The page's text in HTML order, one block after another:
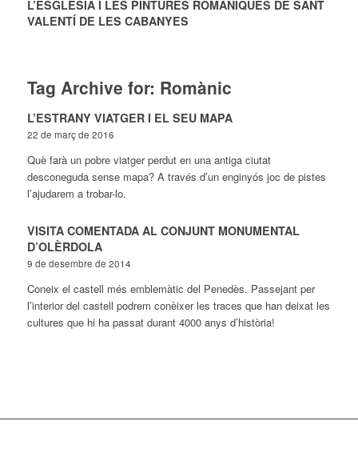
L’ESGLÉSIA I LES PINTURES ROMÀNIQUES DE SANT
VALENTÍ DE LES CABANYES
Tag Archive for: Romànic
L’ESTRANY VIATGER I EL SEU MAPA
22 de març de 2016
Què farà un pobre viatger perdut en una antiga ciutat
desconeguda sense mapa? A través d’un enginyós joc de pistes
l’ajudarem a trobar-lo.
VISITA COMENTADA AL CONJUNT MONUMENTAL
D’OLÈRDOLA
9 de desembre de 2014
Coneix el castell més emblemàtic del Penedès. Passejant per
l’interior del castell podrem conèixer les traces que han deixat les
cultures que hi ha passat durant 4000 anys d’història!